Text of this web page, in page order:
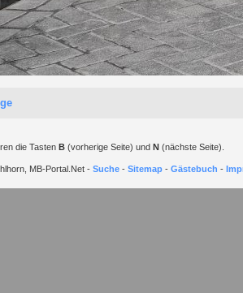
die Tasten B (vorherige Seite) und N (nächste Seite).
MB-Portal.Net - Suche - Sitemap - Gästebuch -